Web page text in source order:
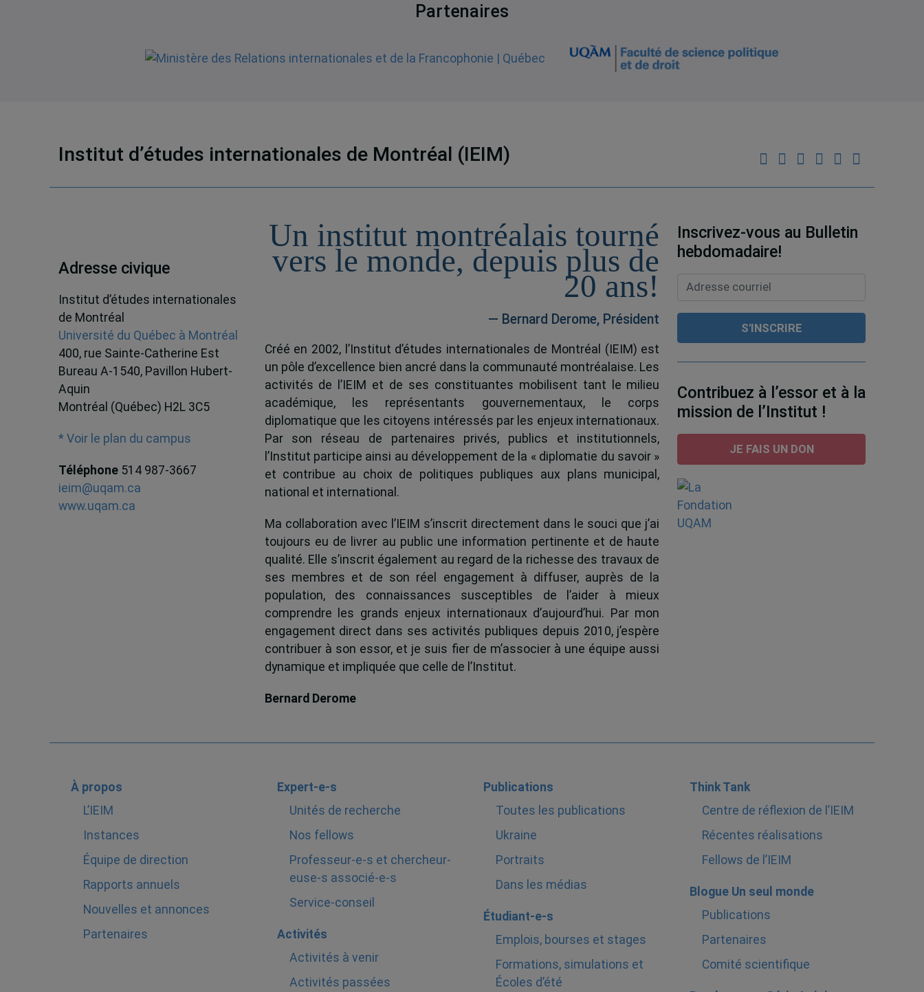
Partenaires
Institut d’études internationales de Montréal (IEIM)
Adresse civique
Institut d’études internationales
de Montréal
Université du Québec à Montréal
400, rue Sainte-Catherine Est
Bureau A-1540, Pavillon Hubert-
Aquin
Montréal (Québec) H2L 3C5
* Voir le plan du campus
Téléphone 514 987-3667
ieim@uqam.ca
www.uqam.ca
Un institut montréalais tourné
vers le monde, depuis plus de
20 ans!
— Bernard Derome, Président
Créé en 2002, l’Institut d’études internationales de Montréal (IEIM) est
un pôle d’excellence bien ancré dans la communauté montréalaise. Les
activités de l’IEIM et de ses constituantes mobilisent tant le milieu
académique, les représentants gouvernementaux, le corps
diplomatique que les citoyens intéressés par les enjeux internationaux.
Par son réseau de partenaires privés, publics et institutionnels,
l’Institut participe ainsi au développement de la « diplomatie du savoir »
et contribue au choix de politiques publiques aux plans municipal,
national et international.
Ma collaboration avec l’IEIM s’inscrit directement dans le souci que j’ai
toujours eu de livrer au public une information pertinente et de haute
qualité. Elle s’inscrit également au regard de la richesse des travaux de
ses membres et de son réel engagement à diffuser, auprès de la
population, des connaissances susceptibles de l’aider à mieux
comprendre les grands enjeux internationaux d’aujourd’hui. Par mon
engagement direct dans ses activités publiques depuis 2010, j’espère
contribuer à son essor, et je suis fier de m’associer à une équipe aussi
dynamique et impliquée que celle de l’Institut.
Bernard Derome
Inscrivez-vous au Bulletin
hebdomadaire!
Contribuez à l’essor et à la
mission de l’Institut !
JE FAIS UN DON
À propos
L’IEIM
Instances
Équipe de direction
Rapports annuels
Nouvelles et annonces
Partenaires
Expert-e-s
Unités de recherche
Nos fellows
Professeur-e-s et chercheur-
euse-s associé-e-s
Service-conseil
Activités
Activités à venir
Activités passées
Publications
Toutes les publications
Ukraine
Portraits
Dans les médias
Étudiant-e-s
Emplois, bourses et stages
Formations, simulations et
Écoles d’été
Think Tank
Centre de réflexion de l’IEIM
Récentes réalisations
Fellows de l’IEIM
Blogue Un seul monde
Publications
Partenaires
Comité scientifique